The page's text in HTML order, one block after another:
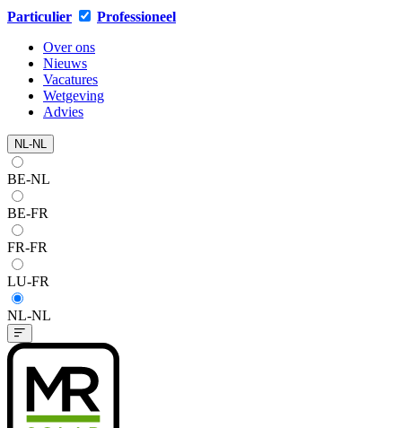
Particulier
Professioneel
Over ons
Nieuws
Vacatures
Wetgeving
Advies
NL-NL
BE-NL
BE-FR
FR-FR
LU-FR
NL-NL